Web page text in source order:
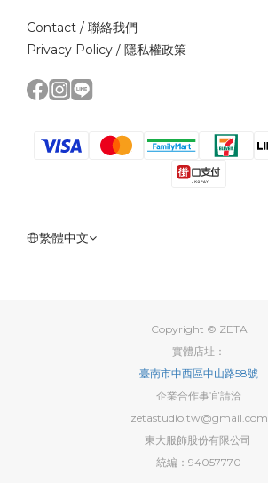
Contact / 聯絡我們
Privacy Policy / 隱私權政策
繁體中文
Copyright © ZETA
實體店址：
臺南市中西區中山路58號
企業合作事宜請洽
zetastudio.tw@gmail.com
東大服飾股份有限公司
統編：94057770